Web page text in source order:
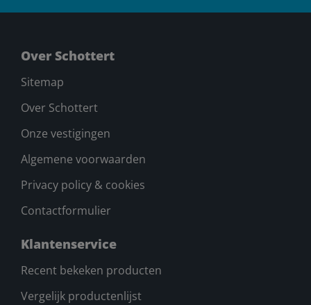
Over Schottert
Sitemap
Over Schottert
Onze vestigingen
Algemene voorwaarden
Privacy policy & cookies
Contactformulier
Klantenservice
Recent bekeken producten
Vergelijk productenlijst